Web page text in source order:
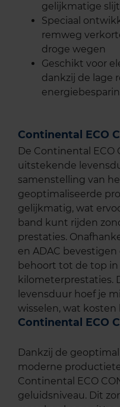
gelijkmatige
Speciaal
remweg
droge wegen
Geschikt voor
dankzij de lage
Continental ECO
De Continental ECO
uitstekende
samenstelling van
geoptimaliseerde
gelijkmatig, wat
band kunt rijden
prestaties.
en ADAC bevestigen
behoort tot de top in
kilometerprestaties.
levensduur hoef je
wisselen, wat kosten
Continental ECO
Dankzij de
moderne
Continental ECO
geluidsniveau. Dit